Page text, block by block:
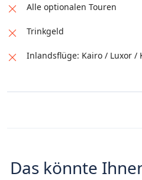
Alle optionalen Touren
Trinkgeld
Inlandsflüge: Kairo / Luxor /
Das könnte